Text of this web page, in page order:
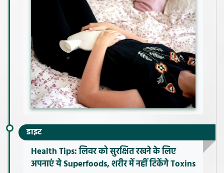
डाइट
Health Tips: लिवर को सुरक्षित रखने के लिए
अपनाएं ये Superfoods, शरीर में नहीं टिकेंगे Toxins